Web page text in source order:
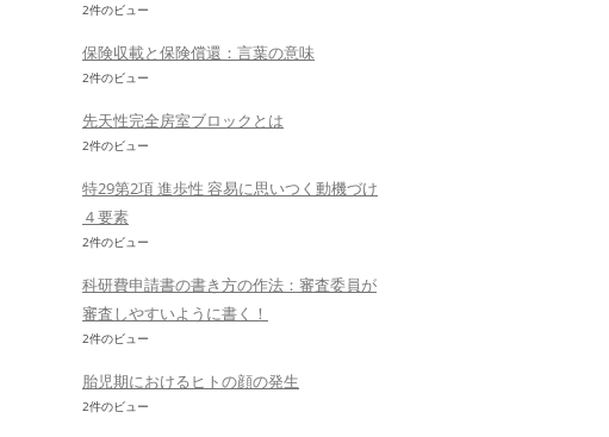
2件のビュー
保険収載と保険償還：言葉の意味
2件のビュー
先天性完全房室ブロックとは
2件のビュー
特29第2項 進歩性 容易に思いつく動機づけ
４要素
2件のビュー
科研費申請書の書き方の作法：審査委員が
審査しやすいように書く！
2件のビュー
胎児期におけるヒトの顔の発生
2件のビュー